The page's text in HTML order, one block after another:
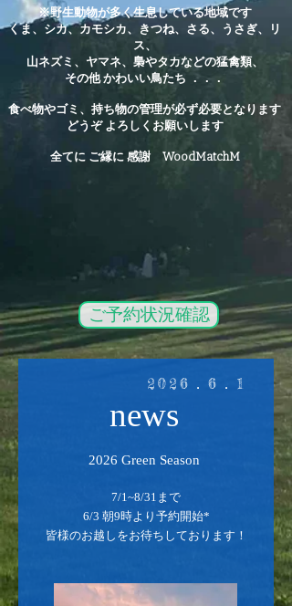
※野生動物が多く生息している地域です
くま、シカ、カモシカ、きつね、さる、うさぎ、リ
ス、
山ネズミ、ヤマネ、 梟やタカなどの猛禽類、
その他 かわいい鳥たち ．．．
食べ物やゴミ、持ち物の管理が必ず必要となります
どうぞ よろしくお願いします
全てに ​ご縁に 感謝 WoodMatchM
ご予約状況確認
​2026．6．1
​news
2026 Green Season
7/1~8/31まで
6/3 朝9時より予約開始*
​皆様のお越しをお待ちしております！